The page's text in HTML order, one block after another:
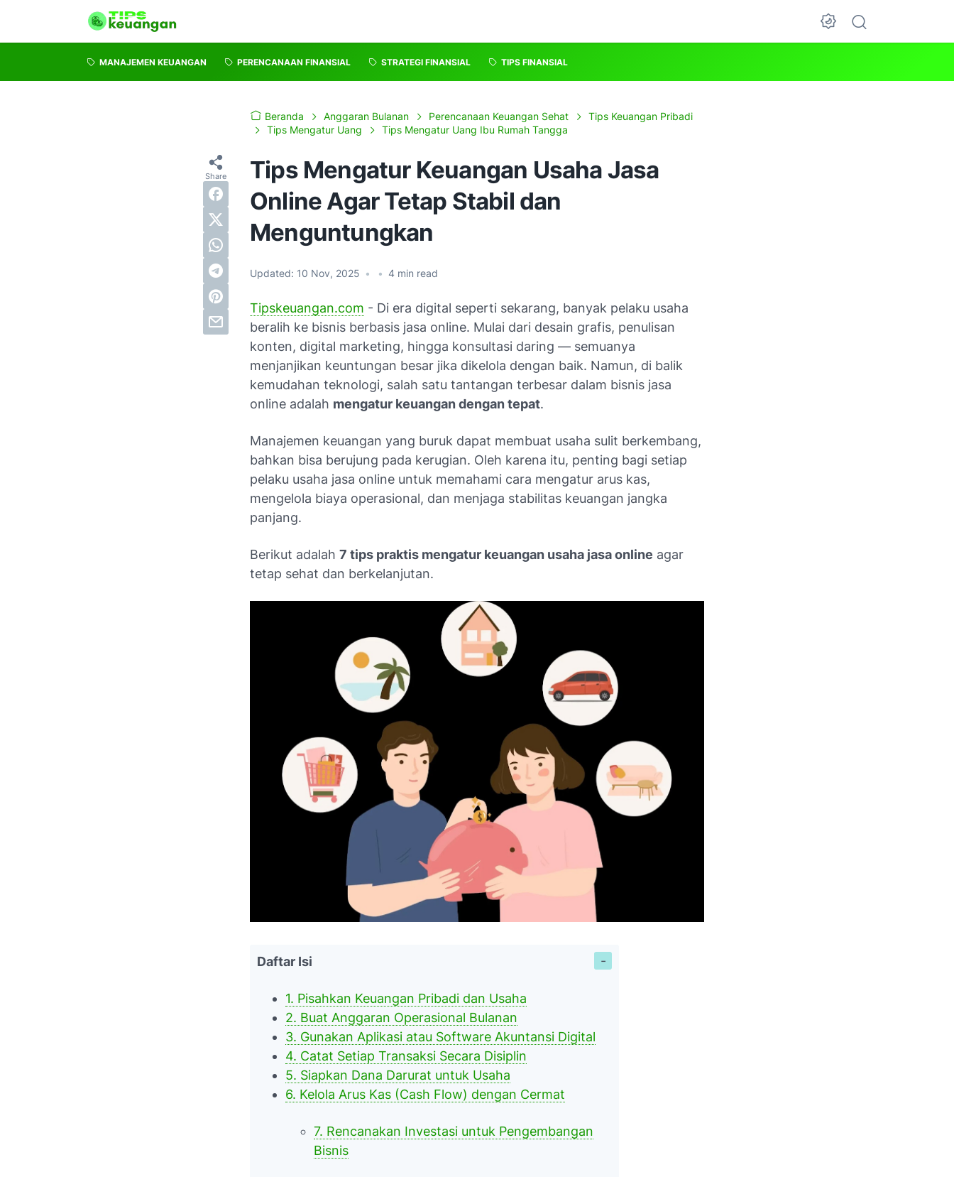
MANAJEMEN KEUANGAN PERENCANAAN FINANSIAL STRATEGI FINANSIAL TIPS FINANSIAL
Beranda Anggaran Bulanan Perencanaan Keuangan Sehat
Tips Keuangan Pribadi
Tips Mengatur Uang
Tips Mengatur Uang Ibu Rumah Tangga
Tips Mengatur Keuangan Usaha Jasa
Online Agar Tetap Stabil dan
Menguntungkan
Updated: 10 Nov, 2025 • • 4 min read
Tipskeuangan.com - Di era digital seperti sekarang, banyak pelaku usaha
beralih ke bisnis berbasis jasa online. Mulai dari desain grafis, penulisan
konten, digital marketing, hingga konsultasi daring — semuanya
menjanjikan keuntungan besar jika dikelola dengan baik. Namun, di balik
kemudahan teknologi, salah satu tantangan terbesar dalam bisnis jasa
online adalah mengatur keuangan dengan tepat.
Manajemen keuangan yang buruk dapat membuat usaha sulit berkembang,
bahkan bisa berujung pada kerugian. Oleh karena itu, penting bagi setiap
pelaku usaha jasa online untuk memahami cara mengatur arus kas,
mengelola biaya operasional, dan menjaga stabilitas keuangan jangka
panjang.
Berikut adalah 7 tips praktis mengatur keuangan usaha jasa online agar
tetap sehat dan berkelanjutan.
Daftar Isi
1. Pisahkan Keuangan Pribadi dan Usaha
2. Buat Anggaran Operasional Bulanan
3. Gunakan Aplikasi atau Software Akuntansi Digital
4. Catat Setiap Transaksi Secara Disiplin
5. Siapkan Dana Darurat untuk Usaha
6. Kelola Arus Kas (Cash Flow) dengan Cermat
7. Rencanakan Investasi untuk Pengembangan
Bisnis